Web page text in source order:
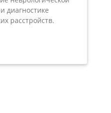
диагностике
расстройств.